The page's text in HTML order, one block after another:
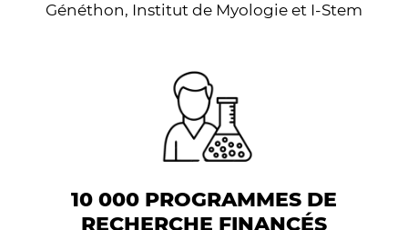
Généthon, Institut de Myologie et I-Stem
10 000 PROGRAMMES DE
RECHERCHE FINANCÉS